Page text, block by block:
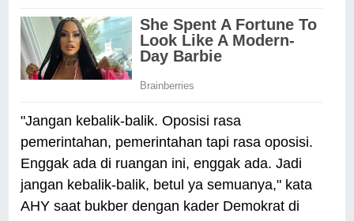
"Jangan kebalik-balik. Oposisi rasa
pemerintahan, pemerintahan tapi rasa oposisi.
Enggak ada di ruangan ini, enggak ada. Jadi
jangan kebalik-balik, betul ya semuanya," kata
AHY saat bukber dengan kader Demokrat di